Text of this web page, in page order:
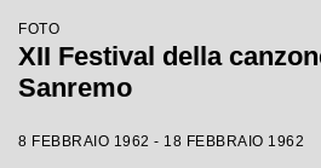
FOTO
XII Festival della
Sanremo
8 FEBBRAIO 1962 - 18 FEBBRAIO 1962